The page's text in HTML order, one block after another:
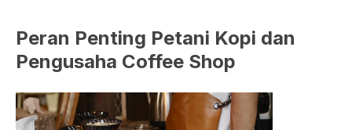
Peran Penting Petani Kopi dan
Pengusaha Coffee Shop